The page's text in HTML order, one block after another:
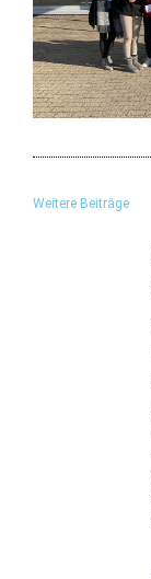
Weitere Beiträge